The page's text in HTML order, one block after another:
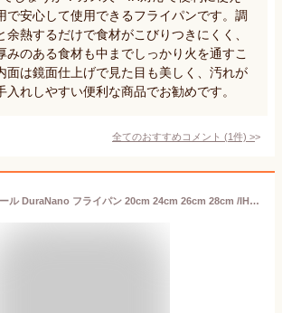
で安心して使用できるフライパンです。調
余熱するだけで食材がこびりつきにくく、
みのある食材も中までしっかり火を通すこ
面は鏡面仕上げで見た目も美しく、汚れが
入れしやすい便利な商品でお勧めです。
全てのおすすめコメント (1件) >
Corelle コレール DuraNano フライパン 20cm 24cm 26cm 28cm /IH対応 直火対応 10年保証 新性能 半永久的ノンステック 強火調理可 金属ヘラ可 煮込み調理可 食洗機可 エコ 清潔 衛生的 フッ素不使用 オシャレ ウォックパン